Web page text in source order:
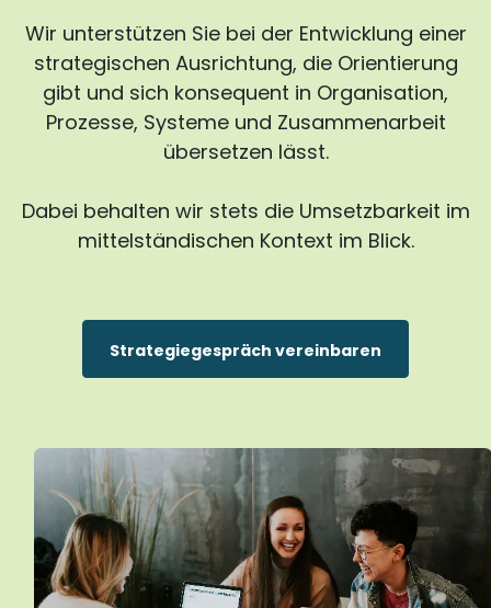
Wir unterstützen Sie bei der Entwicklung einer
strategischen Ausrichtung, die Orientierung
gibt und sich konsequent in Organisation,
Prozesse, Systeme und Zusammenarbeit
übersetzen lässt.
Dabei behalten wir stets die Umsetzbarkeit im
mittelständischen Kontext im Blick.
Strategiegespräch vereinbaren